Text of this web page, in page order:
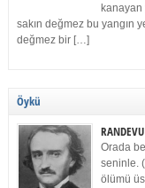
sakın değmez bu yangın
değmez bir […]
Öykü
Orada
seninle.
ölümü